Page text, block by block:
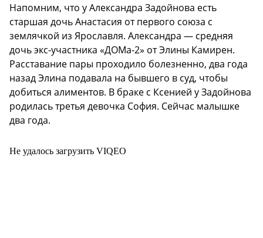
Напомним, что у Александра Задойнова есть
старшая дочь Анастасия от первого союза с
землячкой из Ярославля. Александра — средняя
дочь экс-участника «ДОМа-2» от Элины Камирен.
Расставание пары проходило болезненно, два года
назад Элина подавала на бывшего в суд, чтобы
добиться алиментов. В браке с Ксенией у Задойнова
родилась третья девочка София. Сейчас малышке
два года.
Не удалось загрузить VIQEO